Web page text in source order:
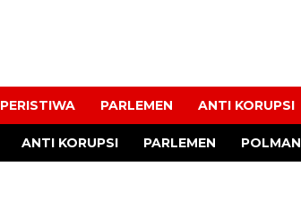
PERISTIWA PARLEMEN ANTI KORUPSI
ANTI KORUPSI PARLEMEN POLMAN